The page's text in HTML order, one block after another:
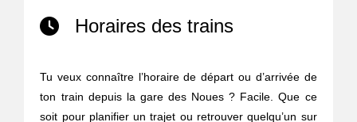
Horaires des trains
Tu veux connaître l’horaire de départ ou d’arrivée de
ton train depuis la gare des Noues ? Facile. Que ce
soit pour planifier un trajet ou retrouver quelqu’un sur